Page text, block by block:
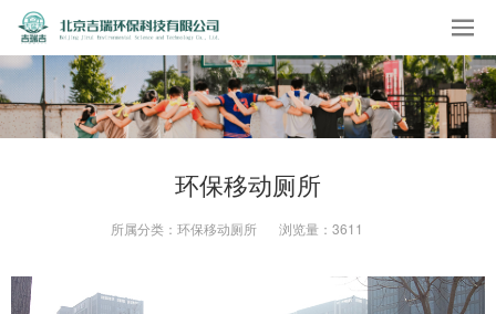
环保移动厕所
所属分类： 环保移动厕所 浏览量： 3611